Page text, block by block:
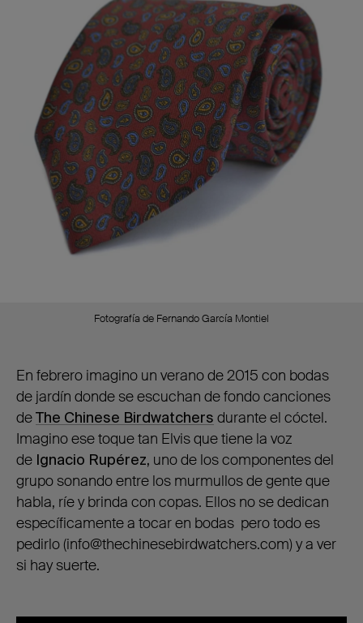
Fotografía de Fernando García Montiel
En febrero imagino un verano de 2015 con bodas
de jardín donde se escuchan de fondo canciones
deThe Chinese Birdwatchers durante el cóctel.
Imagino ese toque tan Elvis que tiene la voz
de Ignacio Rupérez, uno de los componentes del
grupo sonando entre los murmullos de gente que
habla, ríe y brinda con copas. Ellos no se dedican
específicamente a tocar en bodas pero todo es
pedirlo (info@thechinesebirdwatchers.com) y a ver
si hay suerte.